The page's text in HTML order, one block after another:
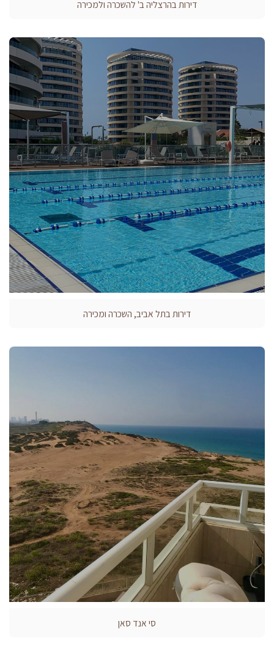
דירות בהרצליה ב' להשכרה ולמכירה
דירות בתל אביב, השכרה ומכירה
סי אנד סאן